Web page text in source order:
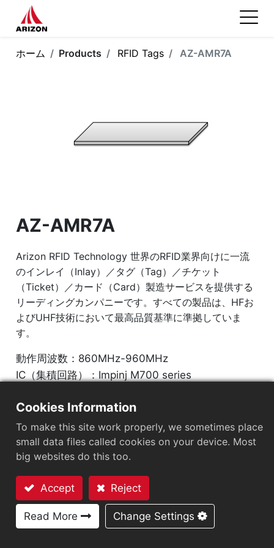
ホーム Products RFID Tags AZ-AMR7A
AZ-AMR7A
Arizon RFID Technology 世界のRFID業界向けに一流
のインレイ（Inlay）／タグ（Tag）／チケット
（Ticket）／カード（Card）製造サービスを提供する
リーディングカンパニーです。すべての製品は、HFお
よびUHF技術において最高品質基準に準拠していま
す。
動作周波数：860MHz-960MHz
IC（集積回路）：Impinj M700 series
63
市場セグメント：小売
チップ
アンテナサイズ（mm）：92x22
EPCメモリ：128 bits/96 bits
お問い合わせ
Cookies Information
To make this site work properly, we sometimes place
small data files called cookies on your device. Most
big websites do this too.
Accept Reject
Read More Change Settings